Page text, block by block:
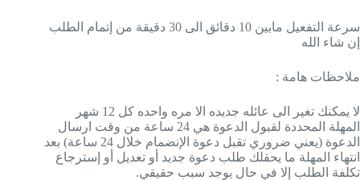
سرعة التفعيل مابين 10 دقائق الى 30 دقيقة من إتمام الطلب
شاء الله
هامة :
يمكنك تغير الى عائله جديده الا مره واحده كل 12 شهر
المهلة المحددة لقبول الدعوة هي 24 ساعة من وقت ارسال
الدعوة (يعني ضروري تقبل دعوة الإنضمام خلال 24 ساعة) بعد
المهلة ما يحقلك طلب دعوة جديد أو تعديل أو إسترجاع
الطلب إلا في حال يوجد سبب حقيقي.